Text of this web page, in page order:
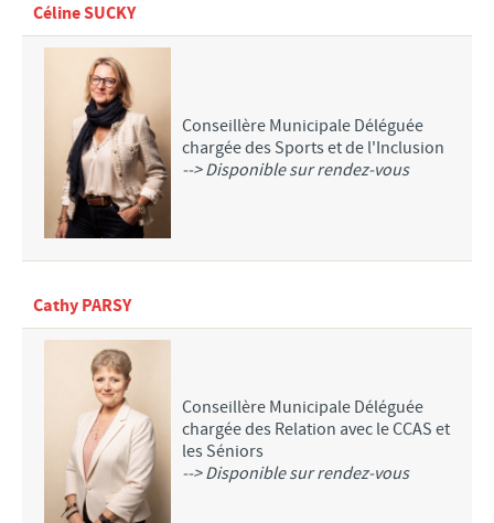
Consultation des Nourrissons
Sejours seniors
Semaine Bleue du 5 au 10 octobre 2021
Festivités de Noël Seniors 2022
CIMETIÈRE DE MEURCHIN
GALERIE PHOTOS
ASSOCIATIONS
SANTÉ
SPORTS
CARITATIF
SOCIÉTÉ
FAMILLE
Céline SUCKY
Conseillère Municipale Déléguée
chargée des Sports et de l'Inclusion
--> Disponible sur rendez-vous
Cathy PARSY
Conseillère Municipale Déléguée
chargée des Relation avec le CCAS et
les Séniors
--> Disponible sur rendez-vous